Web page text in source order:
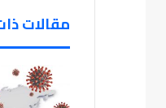
مقالات